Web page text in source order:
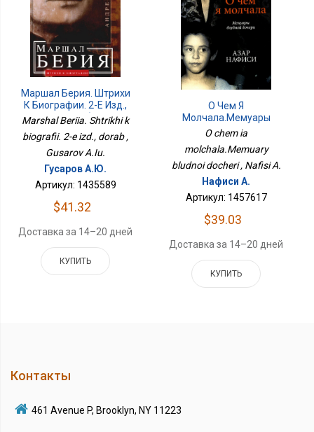
Маршал Берия. Штрихи
К Биографии. 2-Е Изд.,
Дораб
Marshal Beriia. Shtrikhi k
biografii. 2-e izd., dorab ,
Gusarov A.Iu.
Гусаров А.Ю.
Артикул: 1435589
$41.32
Доставка за 14–20 дней
КУПИТЬ
О Чем Я
Молчала.Мемуары
Блудной Дочери
O chem ia
molchala.Memuary
bludnoi docheri , Nafisi A.
Нафиси А.
Артикул: 1457617
$39.03
Доставка за 14–20 дней
КУПИТЬ
Контакты
461 Avenue P, Brooklyn, NY 11223